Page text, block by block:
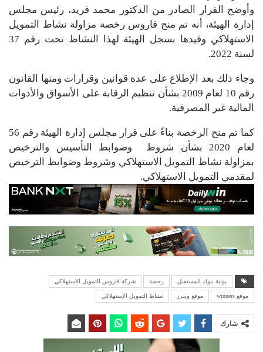
وأوضح القرار الصادر من الدكتور محمد فريد، رئيس مجلس
إدارة الهيئة، أنه تم منح فاروس رخصة مزاولة نشاط التمويل
الاستهلاكي وقيدها بسجل الهيئة لهذا النشاط تحت رقم 37
لسنة 2022.
وجاء ذلك بعد الإطلاع على عدة قوانين وقرارات ومنها القانون
رقم 10 لعام 2009 بشأن تنظيم الرقابة على الأسواق والأدوات
المالية غير المصرفية.
كما تم منح الرخصة بناءً على قرار مجلس إدارة الهيئة رقم 56
لعام 2020 بشأن شروط وضوابط التأسيس والترخيص
بمزاولة نشاط التمويل الاستهلاكي وشروط وضوابط الترخيص
لمقدمي التمويل الاستهلاكي.
بوابة بنوك المستقبل رخصة شركة فاروس للتمويل الاستهلاكي
موقع winners موقع وينرز نشاط التمويل الإستهلاكي
شارك